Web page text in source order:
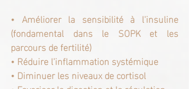
• Améliorer la sensibilité à l'insuline
(fondamental dans le SOPK et les
parcours de fertilité)
• Réduire l’inflammation systémique
• Diminuer les niveaux de cortisol